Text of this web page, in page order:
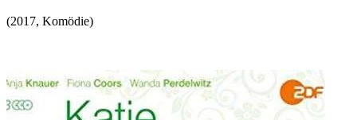
(2017, Komödie)